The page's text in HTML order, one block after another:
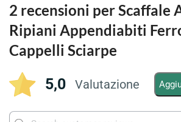
2 recensioni perScaffale
Ripiani Appendiabiti
Cappelli Sciarpe
5,0
Valutazione